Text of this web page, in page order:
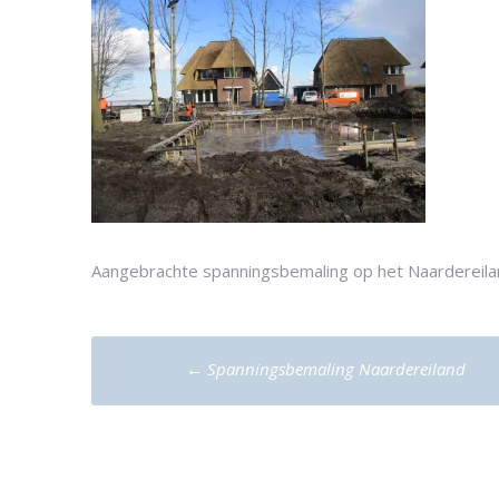
Aangebrachte spanningsbemaling op het
navigation
← Spanningsbemaling Naardereiland